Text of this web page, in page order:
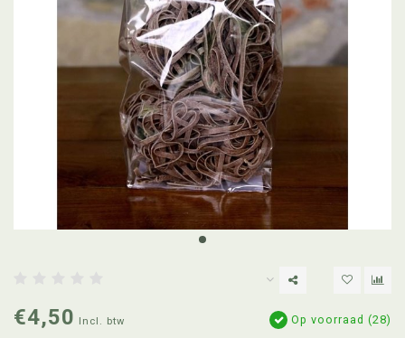
€4,50 Incl. btw Op voorraad (28)